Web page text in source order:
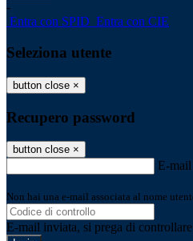
-
Entra con SPID Entra con CIE
Seleziona utente
button close ×
Recupero password
button close ×
E-mail
Non hai una e-mail associata al nome
E-mail inviata, si prega di